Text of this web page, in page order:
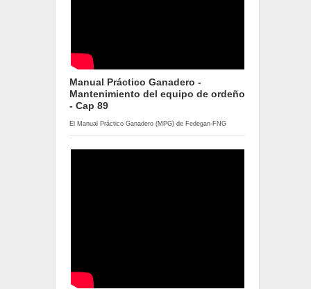
Manual Práctico Ganadero -
Mantenimiento del equipo de ordeño
- Cap 89
El Manual Práctico Ganadero (MPG) de Fedegan-FNG